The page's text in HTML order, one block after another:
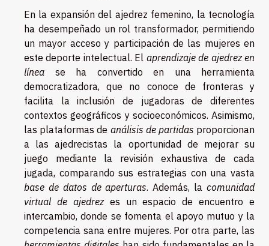
En la expansión del ajedrez femenino, la tecnología
ha desempeñado un rol transformador, permitiendo
un mayor acceso y participación de las mujeres en
este deporte intelectual. El aprendizaje de ajedrez en
línea se ha convertido en una herramienta
democratizadora, que no conoce de fronteras y
facilita la inclusión de jugadoras de diferentes
contextos geográficos y socioeconómicos. Asimismo,
las plataformas de análisis de partidas proporcionan
a las ajedrecistas la oportunidad de mejorar su
juego mediante la revisión exhaustiva de cada
jugada, comparando sus estrategias con una vasta
base de datos de aperturas. Además, lacomunidad
virtual de ajedrezes un espacio de encuentro e
intercambio, donde se fomenta el apoyo mutuo y la
competencia sana entre mujeres. Por otra parte, las